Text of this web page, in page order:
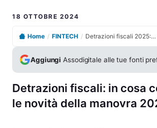
18 OTTOBRE 2024
Home / FINTECH / Detrazioni fiscali 2025: le novità per single e coppie da conoscere subito
Aggiungi Assodigitale alle tue fonti
Detrazioni fiscali: in cosa
le novità della manovra